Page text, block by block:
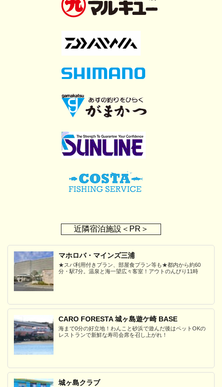
近隣宿泊施設＜PR＞
マホロバ・マインズ三浦
★スパ利用付きプラン、部屋食プラン等も★都内から約60
分・駅7分。温泉と海一望広々客室！アウトのんびり11時
CARO FORESTA 城ヶ島遊ケ崎 BASE
海まで0分の好立地！わんこと砂浜で遊んだ後はペットOKの
レストランで新鮮な寿司会席を召し上がれ！
城ヶ島クラブ